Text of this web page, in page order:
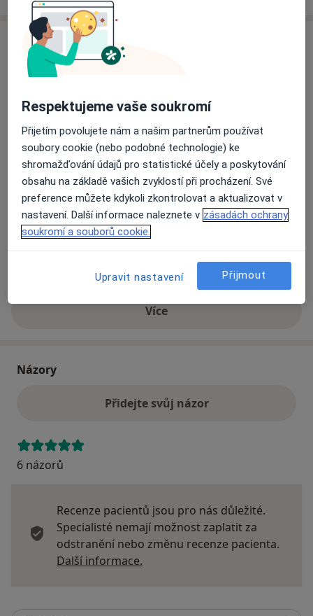
Adresa
Odborný lékař otorinolaryngolog
Přiblížit mapuse otevře v nové záložce
Dostupnost
Na této adrese online kalendář není aktivní
Co mám v takové situaci udělat?
Způsoby platby (soukromé návštěvy)
Víceo adrese
Názory
Přidejte svůj názor
6 názorů
Recenze pacientů jsou pro nás důležité.
Specialisté nemají možnost zaplatit za
odstranění nebo změnu recenze pacienta.
Další informace.
Respektujeme vaše soukromí
Přijetím povolujete nám a našim partnerům používat
soubory cookie (nebo podobné technologie) ke
shromažďování údajů pro statistické účely a poskytování
obsahu na základě vašich zvyklostí při procházení. Své
preference můžete kdykoli zkontrolovat a aktualizovat v
nastavení. Další informace naleznete v zásadách ochrany
soukromí a souborů cookie.
Upravit nastavení Přijmout